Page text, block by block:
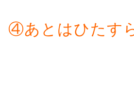
④あとはひたす